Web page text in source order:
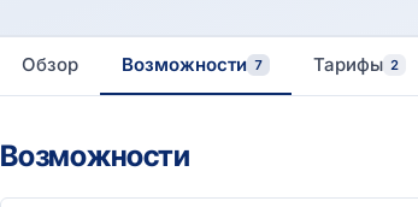
Обзор Возможности 7 Тарифы 2
Возможности